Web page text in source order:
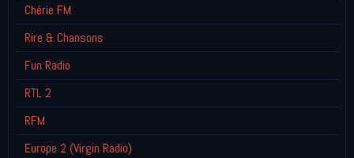
Chérie FM
Rire & Chansons
Fun Radio
RTL 2
RFM
Europe 2 (Virgin Radio)